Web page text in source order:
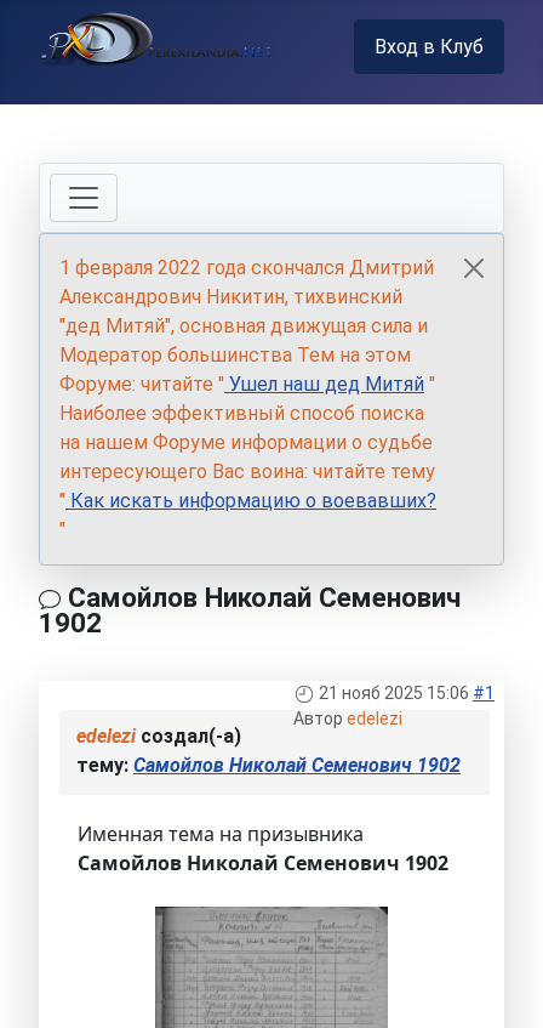
Вход в Клуб
1 февраля 2022 года скончался Дмитрий
Александрович Никитин, тихвинский
"дед Митяй", основная движущая сила и
Модератор большинства Тем на этом
Форуме: читайте " Ушел наш дед Митяй "
Наиболее эффективный способ поиска
на нашем Форуме информации о судьбе
интересующего Вас воина: читайте тему
" Как искать информацию о воевавших?
"
Самойлов Николай Семенович
1902
21 нояб 2025 15:06 #1
Автор edelezi
edeleziсоздал(-а)
тему: Самойлов Николай Семенович 1902
Именная тема на призывника
Самойлов Николай Семенович 1902